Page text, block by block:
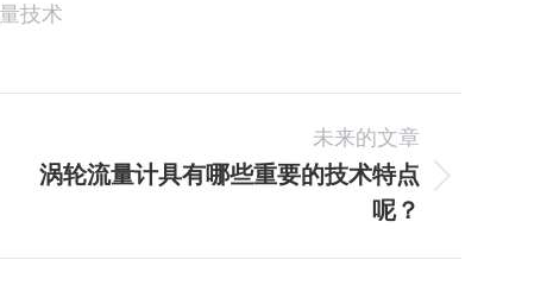
技术
未来的文章
的
涡轮流量计具有哪些重要的技术特点
呢？